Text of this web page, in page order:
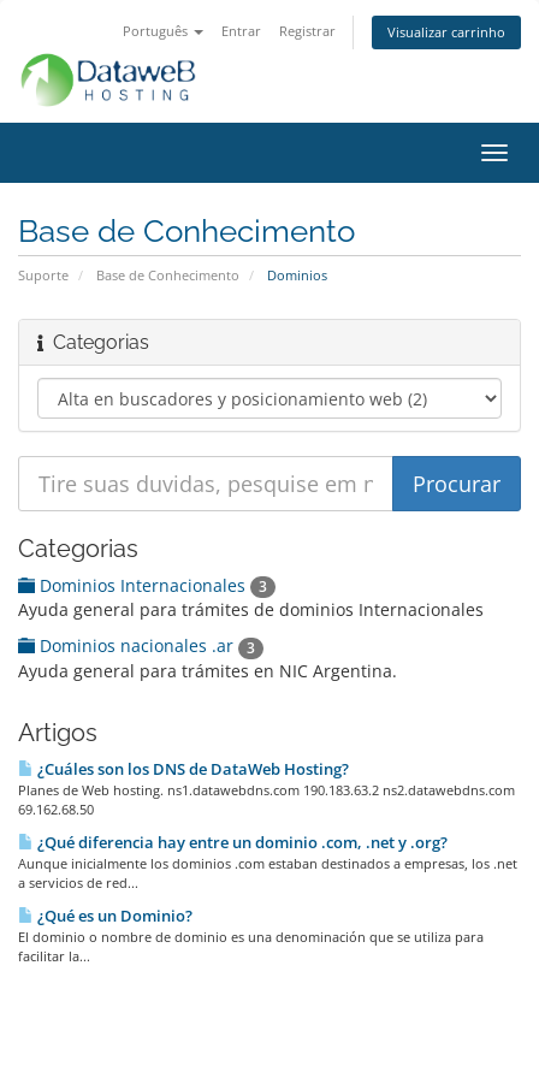
Português Entrar Registrar Visualizar carrinho
Base de Conhecimento
Suporte Base de Conhecimento Dominios
Categorias
Categorias
Dominios Internacionales 3
Ayuda general para trámites de dominios Internacionales
Dominios nacionales .ar
3
Ayuda general para trámites en NIC Argentina.
Artigos
¿Cuáles son los DNS de DataWeb Hosting?
Planes de Web hosting. ns1.datawebdns.com 190.183.63.2 ns2.datawebdns.com
69.162.68.50
¿Qué diferencia hay entre un dominio .com, .net y .org?
Aunque inicialmente los dominios .com estaban destinados a empresas, los .net
a servicios de red...
¿Qué es un Dominio?
El dominio o nombre de dominio es una denominación que se utiliza para
facilitar la...